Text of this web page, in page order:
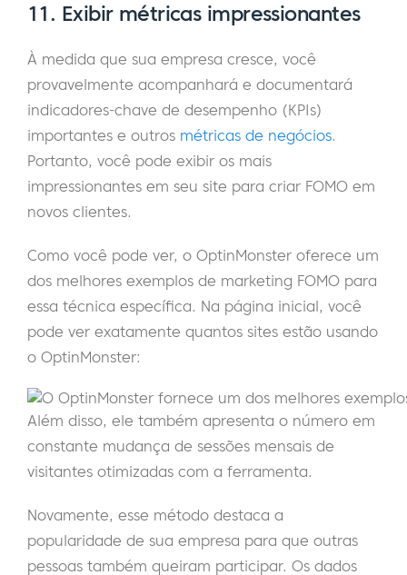
11. Exibir métricas impressionantes
À medida que sua empresa cresce, você
provavelmente acompanhará e documentará
indicadores-chave de desempenho (KPIs)
importantes e outros métricas de negócios.
Portanto, você pode exibir os mais
impressionantes em seu site para criar FOMO em
novos clientes.
Como você pode ver, o OptinMonster oferece um
dos melhores exemplos de marketing FOMO para
essa técnica específica. Na página inicial, você
pode ver exatamente quantos sites estão usando
o OptinMonster:
Além disso, ele também apresenta o número em
constante mudança de sessões mensais de
visitantes otimizadas com a ferramenta.
Novamente, esse método destaca a
popularidade de sua empresa para que outras
pessoas também queiram participar. Os dados